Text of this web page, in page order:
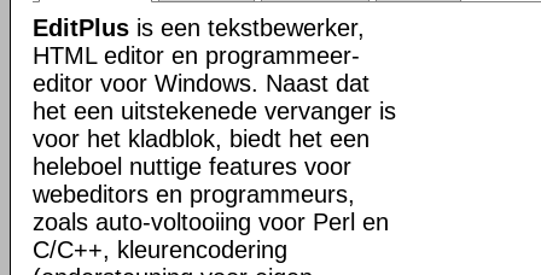
EditPlus is een tekstbewerker,
HTML editor en programmeer-
editor voor Windows. Naast dat
het een uitstekenede vervanger is
voor het kladblok, biedt het een
heleboel nuttige features voor
webeditors en programmeurs,
zoals auto-voltooiing voor Perl en
C/C++, kleurencodering